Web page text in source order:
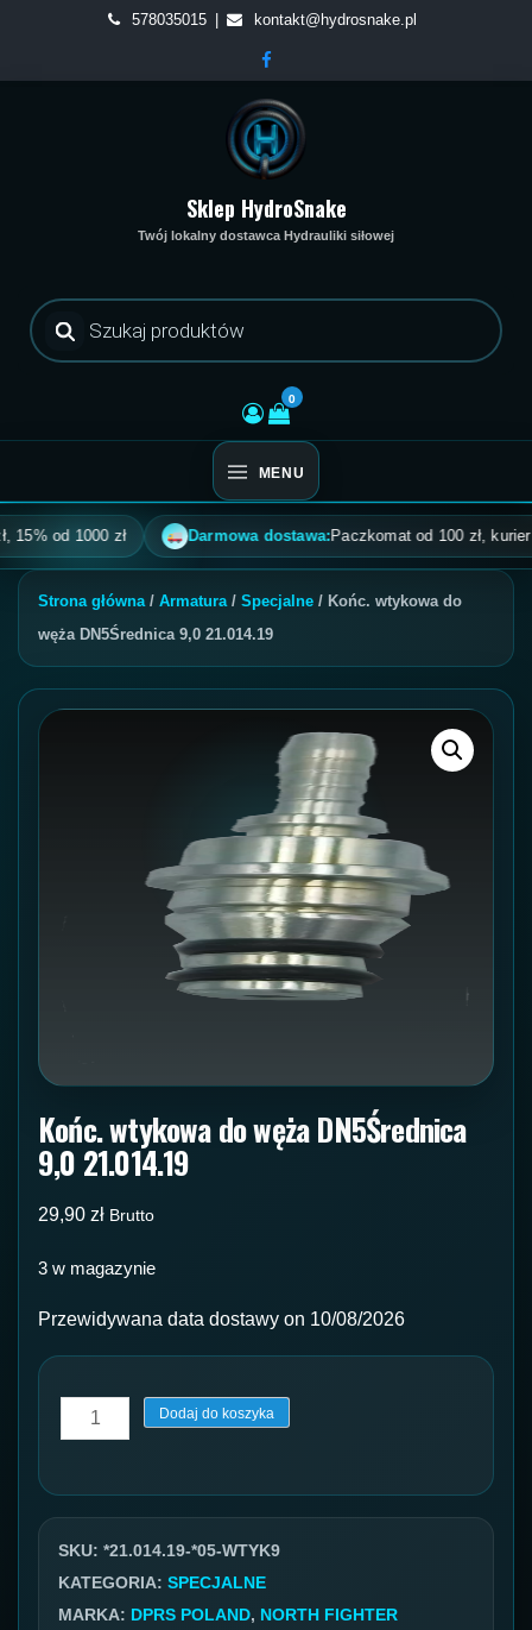
content
578035015 kontakt@hydrosnake.pl
Sklep HydroSnake
Twój lokalny dostawca Hydrauliki siłowej
Wyszukiwarka
produktów
0
MENU
od 1000 zł Darmowa dostawa:Paczkomat od 100 zł, kurier od
Strona główna/ Armatura/ Specjalne / Końc. wtykowa do
węża DN5Średnica 9,0 21.014.19
Końc. wtykowa do węża DN5Średnica
9,0 21.014.19
29,90 zł Brutto
3 w magazynie
Przewidywana data dostawy on 10/08/2026
ilość
Końc.
węża
DN5Średnica
9,0
Dodaj do koszyka
SKU: *21.014.19-*05-WTYK9
KATEGORIA: SPECJALNE
MARKA: DPRS POLAND, NORTH FIGHTER